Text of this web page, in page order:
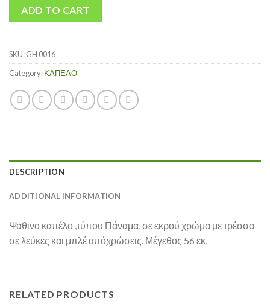
ADD TO CART
SKU:GH 0016
Category:ΚΑΠΕΛΟ
DESCRIPTION
ADDITIONAL INFORMATION
Ψαθινο καπέλο ,τύπου Πάναμα, σε εκρού χρώμα με τρέσσα
σε λεύκες και μπλέ απόχρώσεις. Μέγεθος 56 εκ,
RELATED PRODUCTS